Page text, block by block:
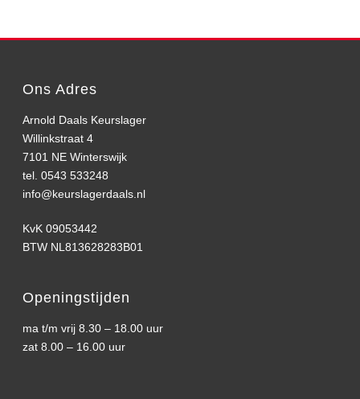
Ons Adres
Arnold Daals Keurslager
Willinkstraat 4
7101 NE Winterswijk
tel. 0543 533248
info@keurslagerdaals.nl
KvK 09053442
BTW NL813628283B01
Openingstijden
ma t/m vrij 8.30 – 18.00 uur
zat 8.00 – 16.00 uur